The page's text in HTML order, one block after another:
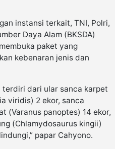
instansi terkait, TNI, Polri,
Daya Alam (BKSDA)
paket yang
kebenaran jenis dan
terdiri dari ular sanca karpet
viridis) 2 ekor, sanca
(Varanus panoptes) 14 ekor,
(Chlamydosaurus kingii)
papar Cahyono.